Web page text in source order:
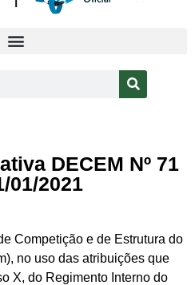
DECEM Nº 71
01/2021
Competição e de Estrutura do
no uso das atribuições que
X, do Regimento Interno do